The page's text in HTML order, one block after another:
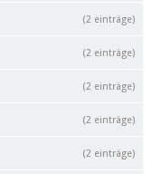
(2 einträge)
(2 einträge)
(2 einträge)
(2 einträge)
(2 einträge)